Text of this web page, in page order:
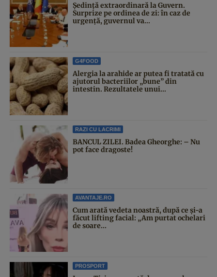
Şedinţă extraordinară la Guvern.
Surprize pe ordinea de zi: în caz de
urgență, guvernul va...
G4FOOD
Alergia la arahide ar putea fi tratată cu
ajutorul bacteriilor „bune” din
intestin. Rezultatele unui...
RAZI CU LACRIMI
BANCUL ZILEI. Badea Gheorghe: – Nu
pot face dragoste!
AVANTAJE.RO
Cum arată vedeta noastră, după ce și-a
făcut lifting facial: „Am purtat ochelari
de soare...
PROSPORT